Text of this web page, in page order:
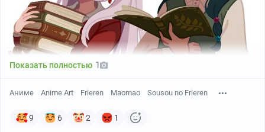
Показать полностью 1
Аниме Anime Art Frieren Maomao Sousou no Frieren
9 6 2 1